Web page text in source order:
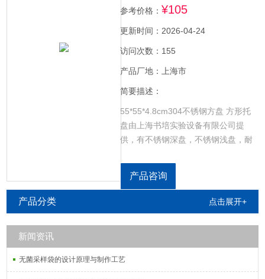
参考价格： ¥105
更新时间：2026-04-24
访问次数：155
产品厂地：上海市
简要描述：
55*55*4.8cm304不锈钢方盘 方形托
盘由上海书培实验设备有限公司提
供，有不锈钢深盘，不锈钢浅盘，耐
有元素的流失。采用标准304不锈钢板
材，应用镜面抛光技术，表面光亮如
生环保。
产品咨询
产品分类 点击展开+
新闻资讯
无菌采样袋的设计原理与制作工艺